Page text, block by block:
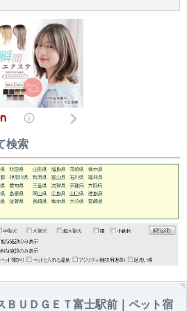
検索
ＢＵＤＧＥＴ富士駅前｜ペット宿